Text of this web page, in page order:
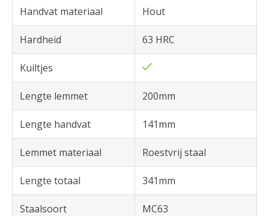
Handvat materiaal Hout
Hardheid 63 HRC
Kuiltjes
Lengte lemmet 200mm
Lengte handvat 141mm
Lemmet materiaal Roestvrij staal
Lengte totaal 341mm
Staalsoort MC63